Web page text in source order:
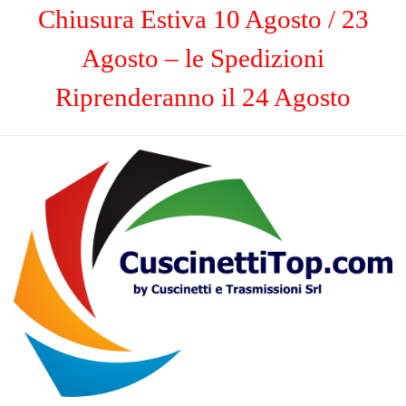
Chiusura Estiva 10 Agosto / 23
Agosto – le Spedizioni
Riprenderanno il 24 Agosto